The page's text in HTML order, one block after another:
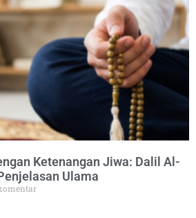
Ketenangan Jiwa: Dalil Al-
Ulama